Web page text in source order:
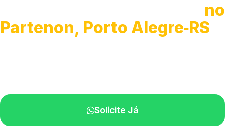
no
Partenon, Porto Alegre‑RS
Solicite Já